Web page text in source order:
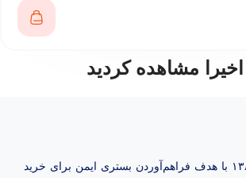
مشاهده کردید
کالا رِی از سال ۱۳۸۹ با هدف فراهم‌آوردن بستری ایمن برای خرید